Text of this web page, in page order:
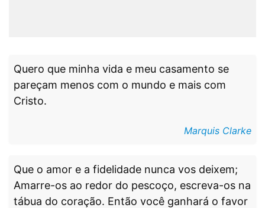
Quero que minha vida e meu casamento se
pareçam menos com o mundo e mais com
Cristo.
Marquis Clarke
Que o amor e a fidelidade nunca vos deixem;
Amarre-os ao redor do pescoço, escreva-os na
tábua do coração. Então você ganhará o favor